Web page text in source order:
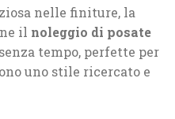
nelle finiture, la
il noleggio di posate
tempo, perfette per
uno stile ricercato e